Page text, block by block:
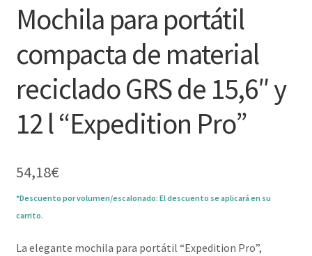
Mochila para portátil
compacta de material
reciclado GRS de 15,6″ y
12 l “Expedition Pro”
54,18€
*Descuento por volumen/escalonado: El descuento se aplicará en su
carrito.
La elegante mochila para portátil “Expedition Pro”,